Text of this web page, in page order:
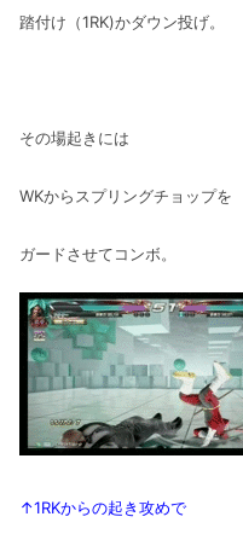
踏付け（1RK)かダウン投げ。
その場起きには
WKからスプリングチョップを
ガードさせてコンボ。
↑1RKからの起き攻めで